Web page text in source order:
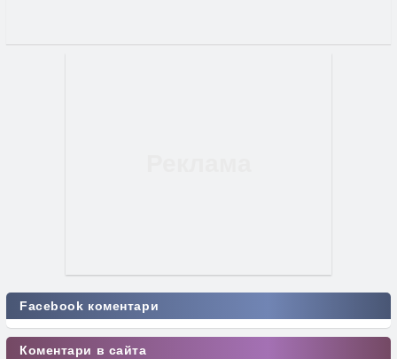
Facebook коментари
Коментари в сайта